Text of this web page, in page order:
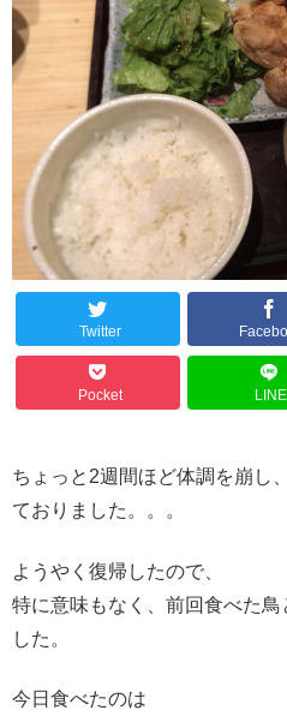
Twitter
Pocket LINE
ちょっと2週間ほど体調を崩し
ておりました。。。
ようやく復帰したので、
特に意味もなく、前回食べた鳥
した。
今日食べたのは